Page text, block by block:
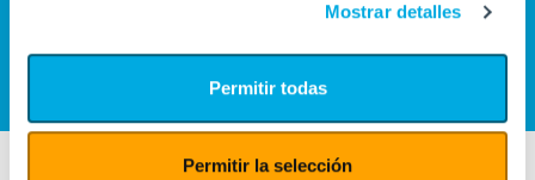
Mostrar detalles
Permitir todas
Permitir la selección